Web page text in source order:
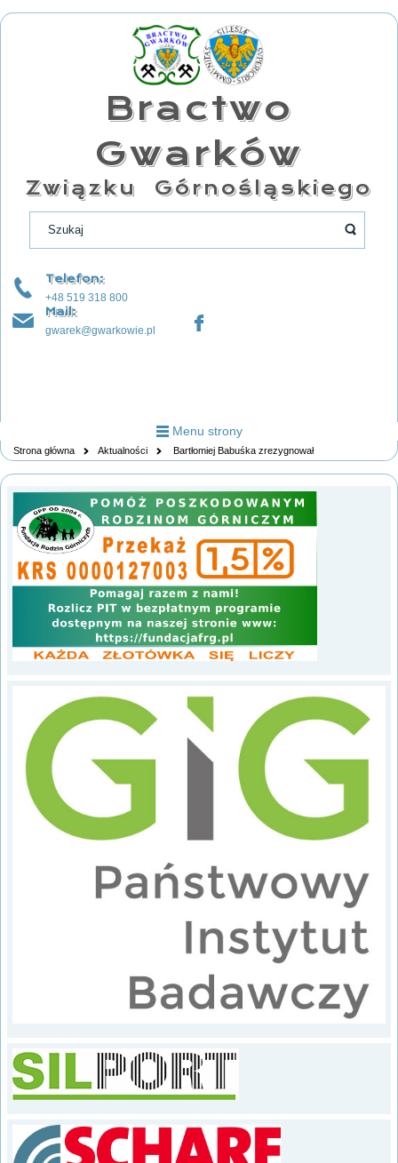
Bractwo
Gwarków
Związku Górnośląskiego
Telefon:
+48 519 318 800
Mail:
gwarek@gwarkowie.pl
Menu strony
Strona główna Aktualności Bartłomiej Babuśka zrezygnował